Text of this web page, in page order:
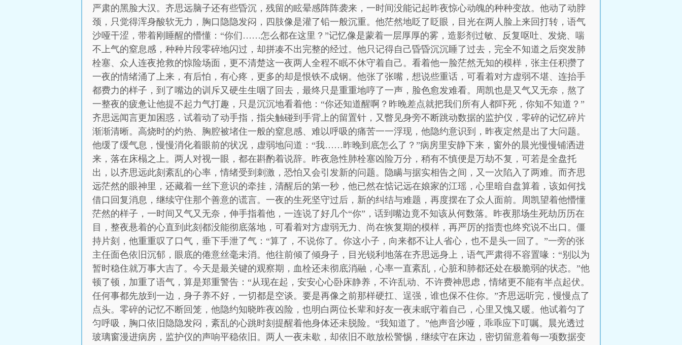
严肃的黑脸大汉。齐思远脑子还有些昏沉，残留的眩晕感阵阵袭来，一时间没能记起昨夜惊心动魄的种种变故。他动了动脖
颈，只觉得浑身酸软无力，胸口隐隐发闷，四肢像是灌了铅一般沉重。他茫然地眨了眨眼，目光在两人脸上来回打转，语气
沙哑干涩，带着刚睡醒的懵懂：“你们……怎么都在这里？”记忆像是蒙着一层厚厚的雾，造影剂过敏、反复呕吐、发烧、喘
不上气的窒息感，种种片段零碎地闪过，却拼凑不出完整的经过。他只记得自己昏昏沉沉睡了过去，完全不知道之后突发肺
栓塞、众人连夜抢救的惊险场面，更不清楚这一夜两人全程不眠不休守着自己。看着他一脸茫然无知的模样，张主任积攒了
一夜的情绪涌了上来，有后怕，有心疼，更多的却是恨铁不成钢。他张了张嘴，想说些重话，可看着对方虚弱不堪、连抬手
都费力的样子，到了嘴边的训斥又硬生生咽了回去，最终只是重重地哼了一声，脸色愈发难看。周凯也是又气又无奈，熬了
一整夜的疲惫让他提不起力气打趣，只是沉沉地看着他：“你还知道醒啊？昨晚差点就把我们所有人都吓死，你知不知道？”
齐思远闻言更加困惑，试着动了动手指，指尖触碰到手背上的留置针，又瞥见身旁不断跳动数据的监护仪，零碎的记忆碎片
渐渐清晰。高烧时的灼热、胸腔被堵住一般的窒息感、难以呼吸的痛苦一一浮现，他隐约意识到，昨夜定然是出了大问题。
他缓了缓气息，慢慢消化着眼前的状况，虚弱地问道：“我……昨晚到底怎么了？”病房里安静下来，窗外的晨光慢慢铺洒进
来，落在床榻之上。两人对视一眼，都在斟酌着说辞。昨夜急性肺栓塞凶险万分，稍有不慎便是万劫不复，可若是全盘托
出，以齐思远此刻紊乱的心率，情绪受到刺激，恐怕又会引发新的问题。隐瞒与据实相告之间，又一次陷入了两难。而齐思
远茫然的眼神里，还藏着一丝下意识的牵挂，清醒后的第一秒，他已然在惦记远在娘家的江瑶，心里暗自盘算着，该如何找
借口回复消息，继续守住那个善意的谎言。一夜的生死坚守过后，新的纠结与难题，再度摆在了众人面前。周凯望着他懵懂
茫然的样子，一时间又气又无奈，伸手指着他，一连说了好几个“你”，话到嘴边竟不知该从何数落。昨夜那场生死劫历历在
目，整夜悬着的心直到此刻都没能彻底落地，可看着对方虚弱无力、尚在恢复期的模样，再严厉的指责也终究说不出口。僵
持片刻，他重重叹了口气，垂下手泄了气：“算了，不说你了。你这小子，向来都不让人省心，也不是头一回了。”一旁的张
主任面色依旧沉郁，眼底的倦意丝毫未消。他往前倾了倾身子，目光锐利地落在齐思远身上，语气严肃得不容置喙：“别以为
暂时稳住就万事大吉了。今天是最关键的观察期，血栓还未彻底消融，心率一直紊乱，心脏和肺都还处在极脆弱的状态。”他
顿了顿，加重了语气，算是郑重警告：“从现在起，安安心心卧床静养，不许乱动、不许费神思虑，情绪更不能有半点起伏。
任何事都先放到一边，身子养不好，一切都是空谈。要是再像之前那样硬扛、逞强，谁也保不住你。”齐思远听完，慢慢点了
点头。零碎的记忆不断回笼，他隐约知晓昨夜凶险，也明白两位长辈和好友一夜未眠守着自己，心里又愧又暖。他试着匀了
匀呼吸，胸口依旧隐隐发闷，紊乱的心跳时刻提醒着他身体还未脱险。“我知道了。”他声音沙哑，乖乖应下叮嘱。晨光透过
玻璃窗漫进病房，监护仪的声响平稳依旧。两人一夜未歇，却依旧不敢放松警惕，继续守在床边，密切留意着每一项数据变